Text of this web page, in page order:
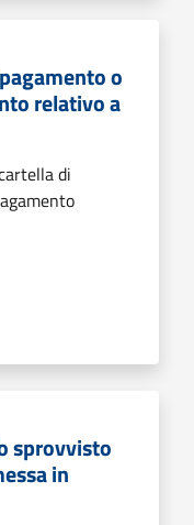
o
relativo a
di
sprovvisto
in